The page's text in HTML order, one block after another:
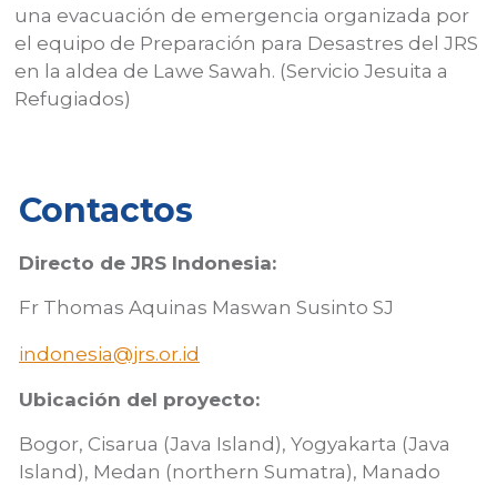
una evacuación de emergencia organizada por
el equipo de Preparación para Desastres del JRS
en la aldea de Lawe Sawah. (Servicio Jesuita a
Refugiados)
Contactos
Directo de JRS Indonesia:
Fr Thomas Aquinas Maswan Susinto SJ
indonesia@jrs.or.id
Ubicación del proyecto:
Bogor, Cisarua (Java Island), Yogyakarta (Java
Island), Medan (northern Sumatra), Manado